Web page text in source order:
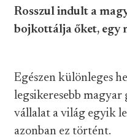
Rosszul indult a
bojkottálja őket, egy
Egészen különleges
legsikeresebb
vállalat a világ egyik
azonban ez történt.